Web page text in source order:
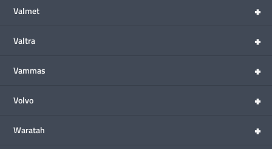
+
Valmet
+
Valtra
+
Vammas
+
Volvo
+
Waratah